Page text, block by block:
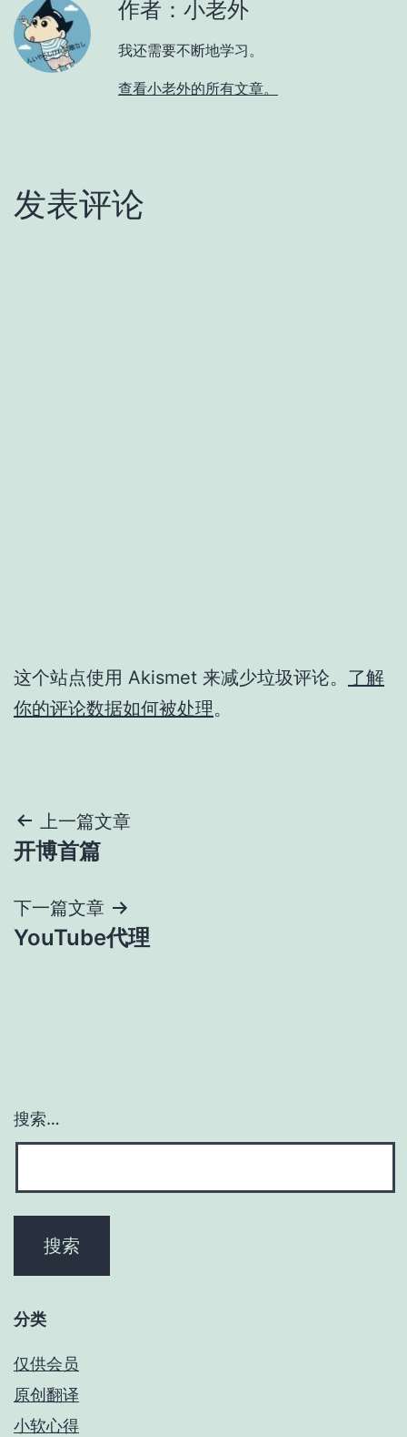
作者：小老外
我还需要不断地学习。
查看小老外的所有文章。
发表评论
这个站点使用 Akismet 来减少垃圾评论。 了解
你的评论数据如何被处理。
文
章
导
航
上一篇文章
开博首篇
下一篇文章
YouTube代理
搜索…
分类
仅供会员
原创翻译
小软心得